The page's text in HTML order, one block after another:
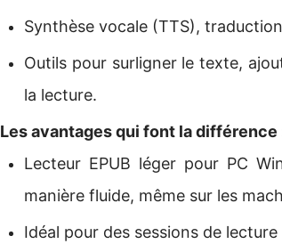
Synthèse vocale (TTS),
Outils pour surligner le texte,
la lecture.
Les avantages qui font la différence
Lecteur EPUB léger pour PC
manière fluide, même sur les
Idéal pour des sessions de